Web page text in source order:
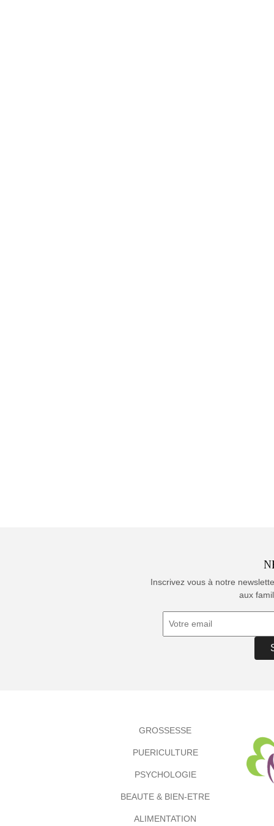
Inscrivez vous à notre
aux
GROSSESSE
PUERICULTURE
PSYCHOLOGIE
BEAUTE & BIEN-ETRE
ALIMENTATION